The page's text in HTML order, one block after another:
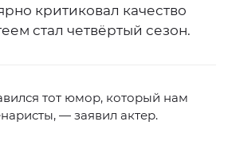
критиковал качество
стал четвёртый сезон.
тот юмор, который нам
— заявил актер.